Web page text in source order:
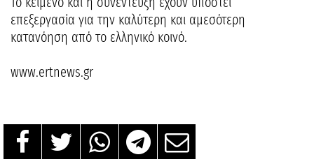
επεξεργασία για την καλύτερη και αμεσότερη
κατανόηση από το ελληνικό κοινό.
www.ertnews.gr